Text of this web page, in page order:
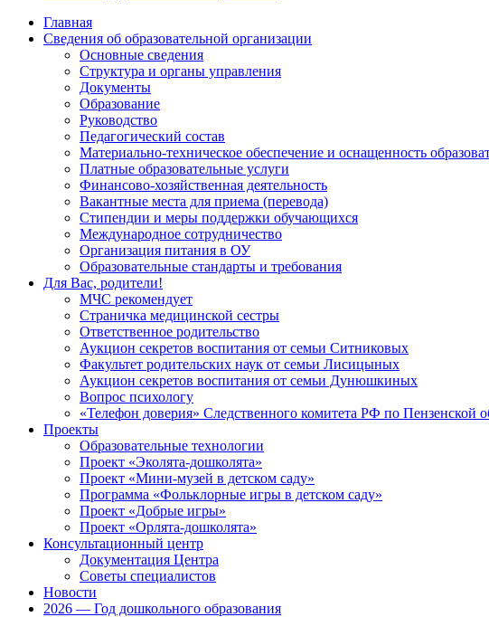
Главная
Сведения об образовательной организации
Основные сведения
Структура и органы управления
Документы
Образование
Руководство
Педагогический состав
Материально-техническое обеспечение и оснащенность
Платные образовательные услуги
Финансово-хозяйственная деятельность
Вакантные места для приема (перевода)
Стипендии и меры поддержки обучающихся
Международное сотрудничество
Организация питания в ОУ
Образовательные стандарты и требования
Для Вас, родители!
МЧС рекомендует
Страничка медицинской сестры
Ответственное родительство
Аукцион секретов воспитания от семьи Ситниковых
Факультет родительских наук от семьи Лисицыных
Аукцион секретов воспитания от семьи Дунюшкиных
Вопрос психологу
«Телефон доверия» Следственного комитета РФ по Пензенской
Проекты
Образовательные технологии
Проект «Эколята-дошколята»
Проект «Мини-музей в детском саду»
Программа «Фольклорные игры в детском саду»
Проект «Добрые игры»
Проект «Орлята-дошколята»
Консультационный центр
Документация Центра
Советы специалистов
Новости
2026 — Год дошкольного образования